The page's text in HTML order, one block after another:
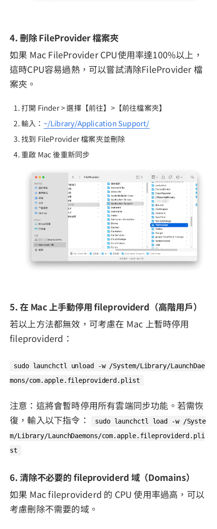
4. 刪除 FileProvider 檔案夾
如果 Mac FileProvider CPU使用率達100%以上，
這時CPU容易過熱，可以嘗試清除FileProvider 檔
案夾。
打開 Finder > 選擇【前往】>【前往檔案夾】
輸入： ~/Library/Application Support/
找到 FileProvider 檔案夾並刪除
重啟 Mac 後重新同步
5. 在 Mac 上手動停用 fileproviderd（高階用戶）
若以上方法都無效，可考慮在 Mac 上暫時停用
fileproviderd：
sudo launchctl unload -w /System/Library/LaunchDae
mons/com.apple.fileproviderd.plist
注意：這將會暫時停用所有雲端同步功能。若需恢
復，輸入以下指令：
sudo launchctl load -w /Syste
m/Library/LaunchDaemons/com.apple.fileproviderd.pli
st
6. 清除不必要的 fileproviderd 域（Domains）
如果 Mac fileproviderd 的 CPU 使用率過高，可以
考慮刪除不需要的域。